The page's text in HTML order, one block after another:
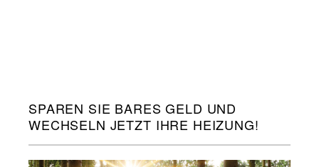
SPAREN SIE BARES GELD UND
WECHSELN JETZT IHRE HEIZUNG!